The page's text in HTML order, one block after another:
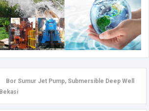
Bor Sumur Jet Pump, Submersible Deep Well